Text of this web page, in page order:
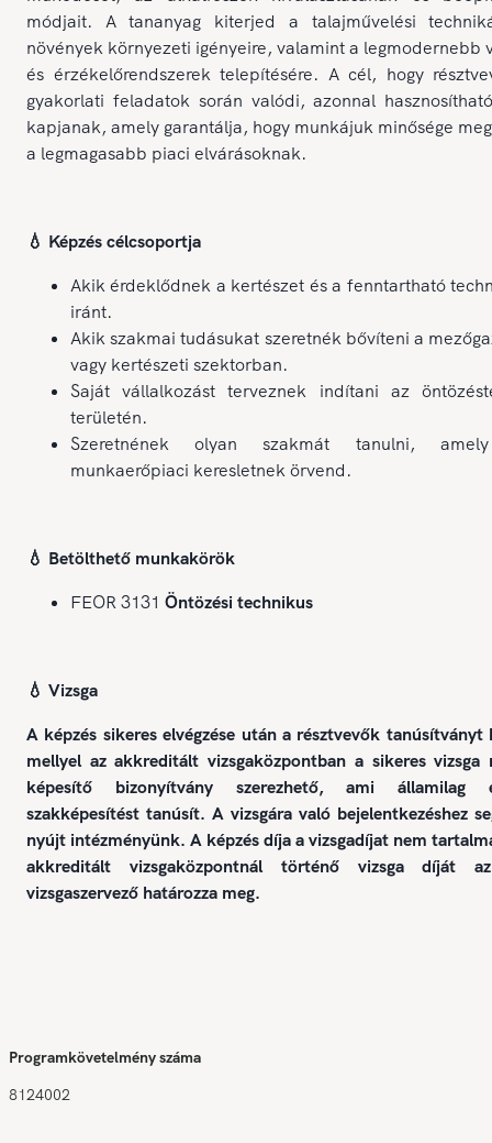
módjait. A tananyag kiterjed a talajművelési
növények környezeti igényeire, valamint a legmodernebb
és érzékelőrendszerek telepítésére. A cél, hogy
gyakorlati feladatok során valódi, azonnal
kapjanak, amely garantálja, hogy munkájuk minősége
a legmagasabb piaci elvárásoknak.
💧 Képzés célcsoportja
Akik érdeklődnek a kertészet és a fenntartható
iránt.
Akik szakmai tudásukat szeretnék bővíteni a
vagy kertészeti szektorban.
Saját vállalkozást terveznek indítani az
területén.
Szeretnének olyan szakmát tanulni,
munkaerőpiaci keresletnek örvend.
💧 Betölthető munkakörök
FEOR 3131 Öntözési technikus
💧 Vizsga
A képzés sikeres elvégzése után a résztvevők tanúsítványt
mellyel az akkreditált vizsgaközpontban a sikeres vizsga
képesítő bizonyítvány szerezhető, ami államilag
szakképesítést tanúsít. A vizsgára való bejelentkezéshez
nyújt intézményünk. A képzés díja a vizsgadíjat nem
akkreditált vizsgaközpontnál történő vizsga díját
vizsgaszervező határozza meg.
Programkövetelmény száma
8124002